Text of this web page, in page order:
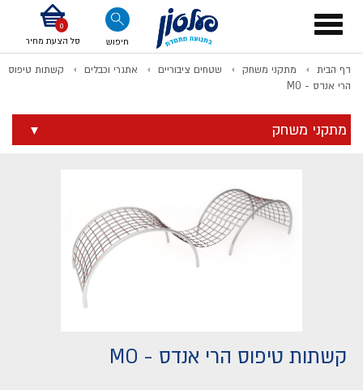
Toggle
navigation
חיפוש סל הצעת מחיר
דף הבית מתקני משחק שטחים ציבוריים אתגרי וכבלים
קשתות טיפוס
הרי אנדס - MO
מתקני משחק
קשתות טיפוס הרי אנדס - MO